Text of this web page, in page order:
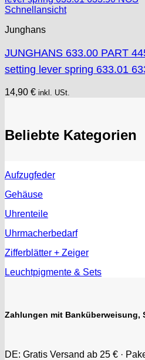
Schnellansicht
Junghans
JUNGHANS 633.00 PART
setting lever spring 633.01
14,90 € inkl. USt.
Beliebte Kategorien
Aufzugfeder
Gehäuse
Uhrenteile
Uhrmacherbedarf
Zifferblätter + Zeiger
Leuchtpigmente & Sets
Zahlungen mit Banküberweisung,
DE: Gratis Versand ab 25 € ·